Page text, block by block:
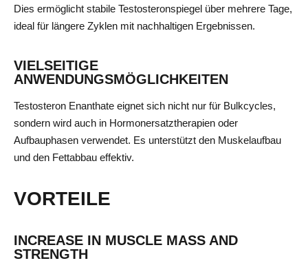
Dies ermöglicht stabile Testosteronspiegel über mehrere Tage,
ideal für längere Zyklen mit nachhaltigen Ergebnissen.
VIELSEITIGE
ANWENDUNGSMÖGLICHKEITEN
Testosteron Enanthate eignet sich nicht nur für Bulkcycles,
sondern wird auch in Hormonersatztherapien oder
Aufbauphasen verwendet. Es unterstützt den Muskelaufbau
und den Fettabbau effektiv.
VORTEILE
INCREASE IN MUSCLE MASS AND
STRENGTH